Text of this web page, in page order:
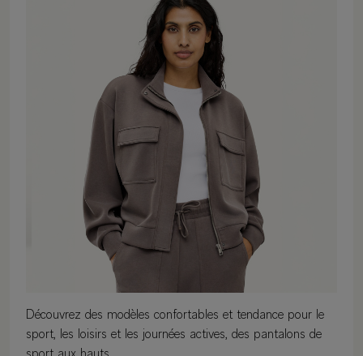
Découvrez des modèles confortables et tendance pour le
sport, les loisirs et les journées actives, des pantalons de